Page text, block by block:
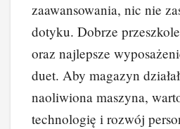
zaawansowania, nic nie
dotyku. Dobrze
oraz najlepsze
duet. Aby magazyn
naoliwiona maszyna,
technologię i rozwój